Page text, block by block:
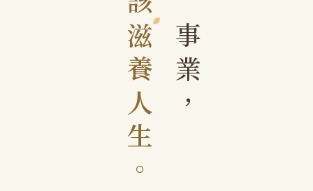
事
業
，
滋
養
人
生
。